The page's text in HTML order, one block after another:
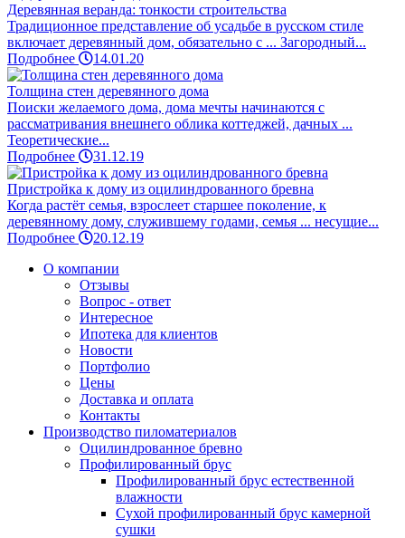
Деревянная веранда: тонкости строительства
Традиционное представление об усадьбе в русском стиле
включает деревянный дом, обязательно с ... Загородный...
Подробнее
14.01.20
Толщина стен деревянного дома
Поиски желаемого дома, дома мечты начинаются с
рассматривания внешнего облика коттеджей, дачных ...
Теоретические...
Подробнее
31.12.19
Пристройка к дому из оцилиндрованного бревна
Когда растёт семья, взрослеет старшее поколение, к
деревянному дому, служившему годами, семья ... несущие...
Подробнее
20.12.19
О компании
Отзывы
Вопрос - ответ
Интересное
Ипотека для клиентов
Новости
Портфолио
Цены
Доставка и оплата
Контакты
Производство пиломатериалов
Оцилиндрованное бревно
Профилированный брус
Профилированный брус естественной
влажности
Сухой профилированный брус камерной
сушки